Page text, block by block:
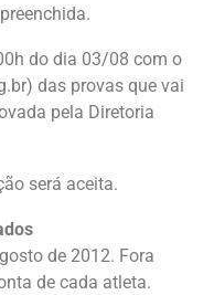
do dia 03/08 com o
das provas que vai
pela Diretoria
será aceita.
de 2012. Fora
de cada atleta.